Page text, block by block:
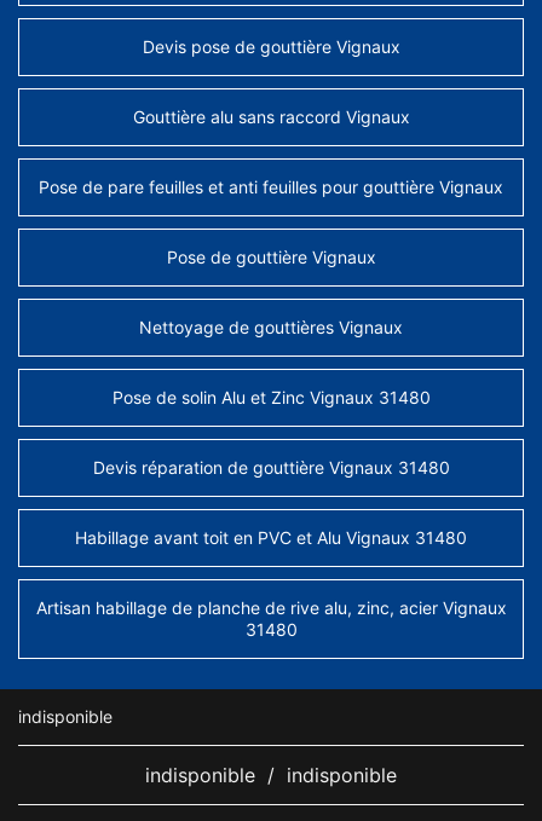
Devis pose de gouttière Vignaux
Gouttière alu sans raccord Vignaux
Pose de pare feuilles et anti feuilles pour gouttière Vignaux
Pose de gouttière Vignaux
Nettoyage de gouttières Vignaux
Pose de solin Alu et Zinc Vignaux 31480
Devis réparation de gouttière Vignaux 31480
Habillage avant toit en PVC et Alu Vignaux 31480
Artisan habillage de planche de rive alu, zinc, acier Vignaux
31480
indisponible
indisponible / indisponible